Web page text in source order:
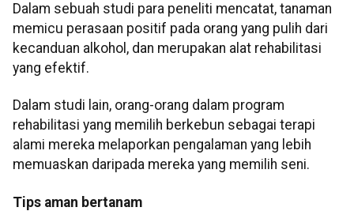
Dalam sebuah studi para peneliti mencatat, tanaman
memicu perasaan positif pada orang yang pulih dari
kecanduan alkohol, dan merupakan alat rehabilitasi
yang efektif.
Dalam studi lain, orang-orang dalam program
rehabilitasi yang memilih berkebun sebagai terapi
alami mereka melaporkan pengalaman yang lebih
memuaskan daripada mereka yang memilih seni.
Tips aman bertanam